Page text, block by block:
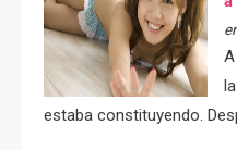
estaba constituyendo.